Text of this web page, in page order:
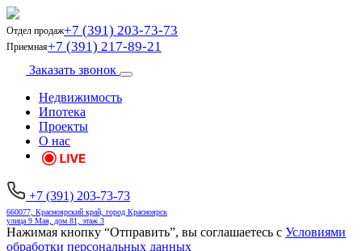
Отдел продаж+7 (391) 203-73-73
Приемная+7 (391) 217-89-21
Заказать звонок
Недвижимость
Ипотека
Проекты
О нас
+7 (391) 203-73-73
660077, Красноярский край, город Красноярск
улица 9 Мая, дом 81, этаж 3
Нажимая кнопку “Отправить”, вы соглашаетесь с Условиями
обработки персональных данных